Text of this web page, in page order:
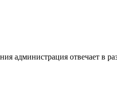
администрация отвечает в